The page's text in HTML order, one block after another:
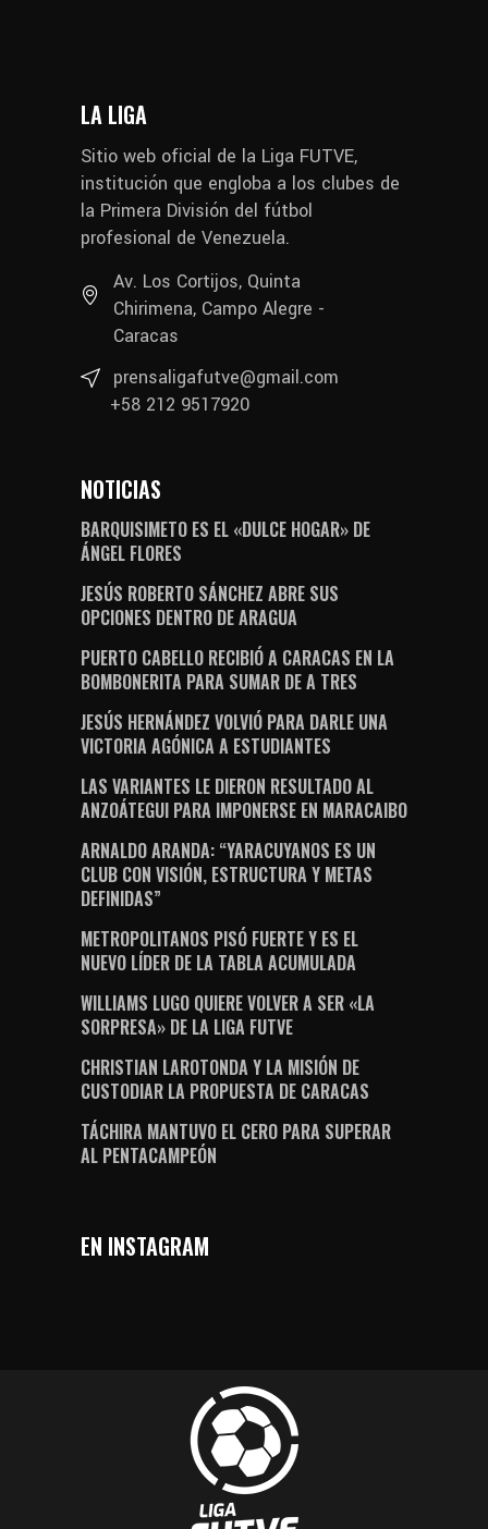
LA LIGA
Sitio web oficial de la Liga FUTVE,
institución que engloba a los clubes de
la Primera División del fútbol
profesional de Venezuela.
Av. Los Cortijos, Quinta
Chirimena, Campo Alegre -
Caracas
prensaligafutve@gmail.com
+58 212 9517920
NOTICIAS
BARQUISIMETO ES EL «DULCE HOGAR» DE
ÁNGEL FLORES
JESÚS ROBERTO SÁNCHEZ ABRE SUS
OPCIONES DENTRO DE ARAGUA
PUERTO CABELLO RECIBIÓ A CARACAS EN LA
BOMBONERITA PARA SUMAR DE A TRES
JESÚS HERNÁNDEZ VOLVIÓ PARA DARLE UNA
VICTORIA AGÓNICA A ESTUDIANTES
LAS VARIANTES LE DIERON RESULTADO AL
ANZOÁTEGUI PARA IMPONERSE EN MARACAIBO
ARNALDO ARANDA: “YARACUYANOS ES UN
CLUB CON VISIÓN, ESTRUCTURA Y METAS
DEFINIDAS”
METROPOLITANOS PISÓ FUERTE Y ES EL
NUEVO LÍDER DE LA TABLA ACUMULADA
WILLIAMS LUGO QUIERE VOLVER A SER «LA
SORPRESA» DE LA LIGA FUTVE
CHRISTIAN LAROTONDA Y LA MISIÓN DE
CUSTODIAR LA PROPUESTA DE CARACAS
TÁCHIRA MANTUVO EL CERO PARA SUPERAR
AL PENTACAMPEÓN
EN INSTAGRAM